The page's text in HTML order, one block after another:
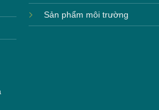
Sản phẩm môi trường